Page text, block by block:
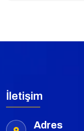
İletişim
Adres